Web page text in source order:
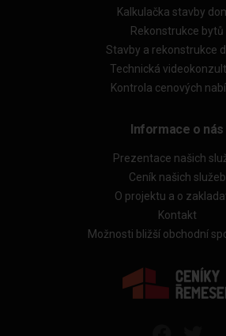
Kalkulačka stavby
Rekonstrukce bytů
Stavby a rekonstrukce
Technická
Kontrola cenových
Informace o nás
Prezentace našich
Ceník našich služeb
O projektu a o
Kontakt
Možnosti bližší obchodní